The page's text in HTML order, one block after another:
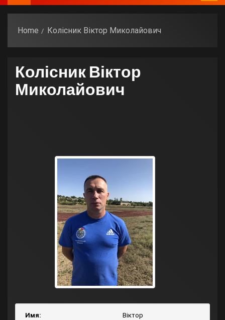
Home Колісник Віктор Миколайович
Колісник Віктор
Миколайович
Имя:
Віктор